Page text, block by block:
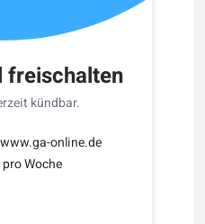
kündbar.
online.de
Woche